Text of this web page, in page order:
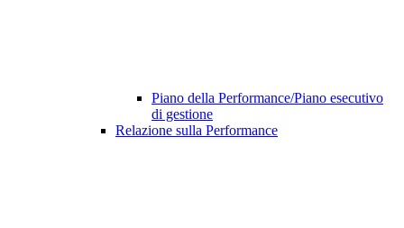
Piano della Performance/Piano esecutivo
di gestione
Relazione sulla Performance